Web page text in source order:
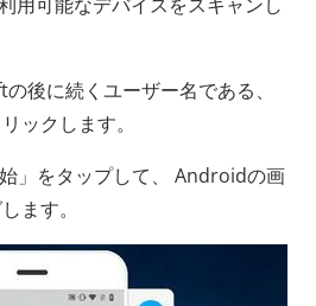
後に続くユーザー名である、
ックします。
」をタップして、 Androidの画
ます。